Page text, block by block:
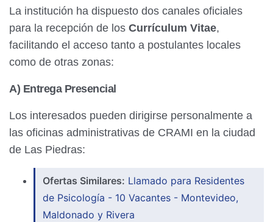
La institución ha dispuesto dos canales oficiales
para la recepción de los Currículum Vitae,
facilitando el acceso tanto a postulantes locales
como de otras zonas:
A) Entrega Presencial
Los interesados pueden dirigirse personalmente a
las oficinas administrativas de CRAMI en la ciudad
de Las Piedras:
Ofertas Similares: Llamado para Residentes
de Psicología - 10 Vacantes - Montevideo,
Maldonado y Rivera